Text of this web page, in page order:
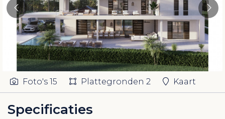
Foto's 15 Plattegronden 2 Kaart
Specificaties